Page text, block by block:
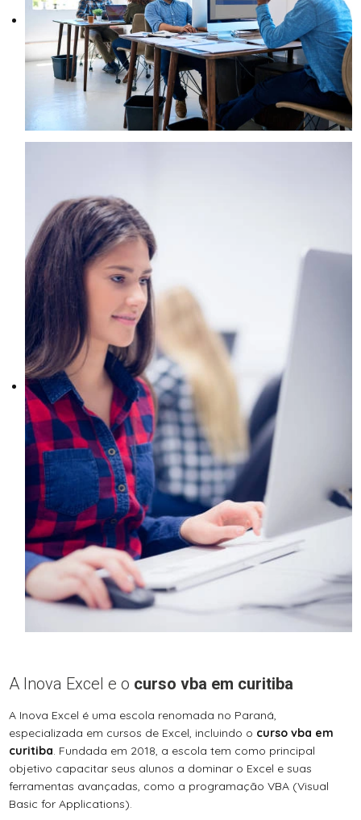
A Inova Excel e o curso vba em curitiba
A Inova Excel é uma escola renomada no Paraná,
especializada em cursos de Excel, incluindo o curso vba em
curitiba. Fundada em 2018, a escola tem como principal
objetivo capacitar seus alunos a dominar o Excel e suas
ferramentas avançadas, como a programação VBA (Visual
Basic for Applications).